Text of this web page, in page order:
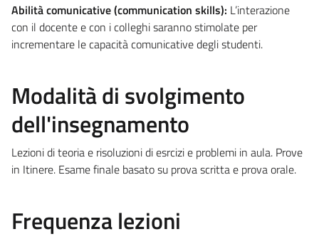
Abilità comunicative (communication skills): L’interazione
con il docente e con i colleghi saranno stimolate per
incrementare le capacità comunicative degli studenti.
Modalità di svolgimento
dell'insegnamento
Lezioni di teoria e risoluzioni di esrcizi e problemi in aula. Prove
in Itinere. Esame finale basato su prova scritta e prova orale.
Frequenza lezioni